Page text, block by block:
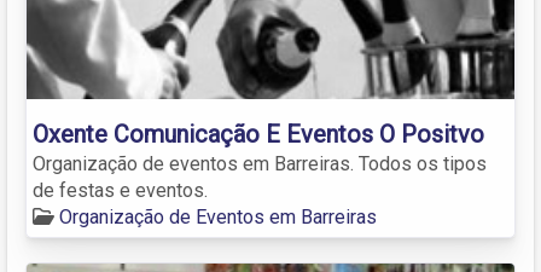
Oxente Comunicação E Eventos O Positvo
Organização de eventos em Barreiras. Todos os tipos
de festas e eventos.
Organização de Eventos em Barreiras